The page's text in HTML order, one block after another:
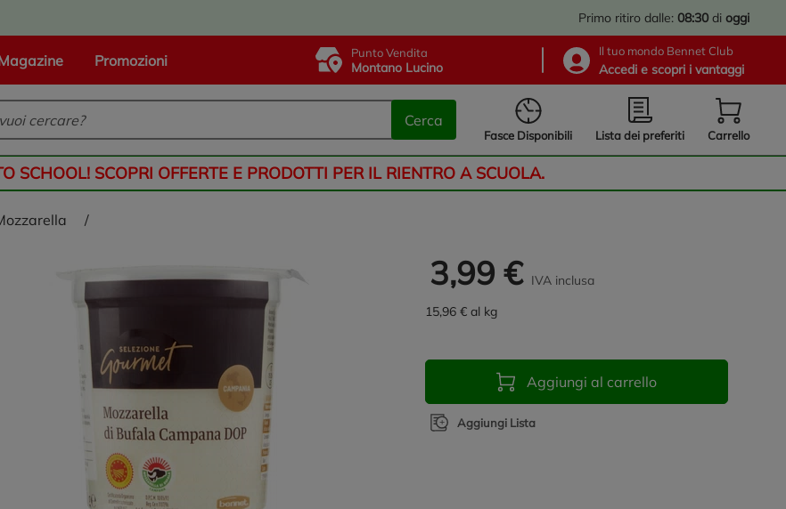
Primo ritiro dalle: 08:30 di oggi
Promozioni Punto Vendita
Montano Lucino
Il tuo mondo Bennet Club
Accedi e scopri i vantaggi
Cerca
Fasce Disponibili Lista dei preferiti Carrello
SCHOOL! SCOPRI OFFERTE E PRODOTTI PER IL RIENTRO A SCUOLA.
mozzarella /
3,99 € IVA inclusa
15,96 € al kg
Aggiungi al carrello
Aggiungi Lista